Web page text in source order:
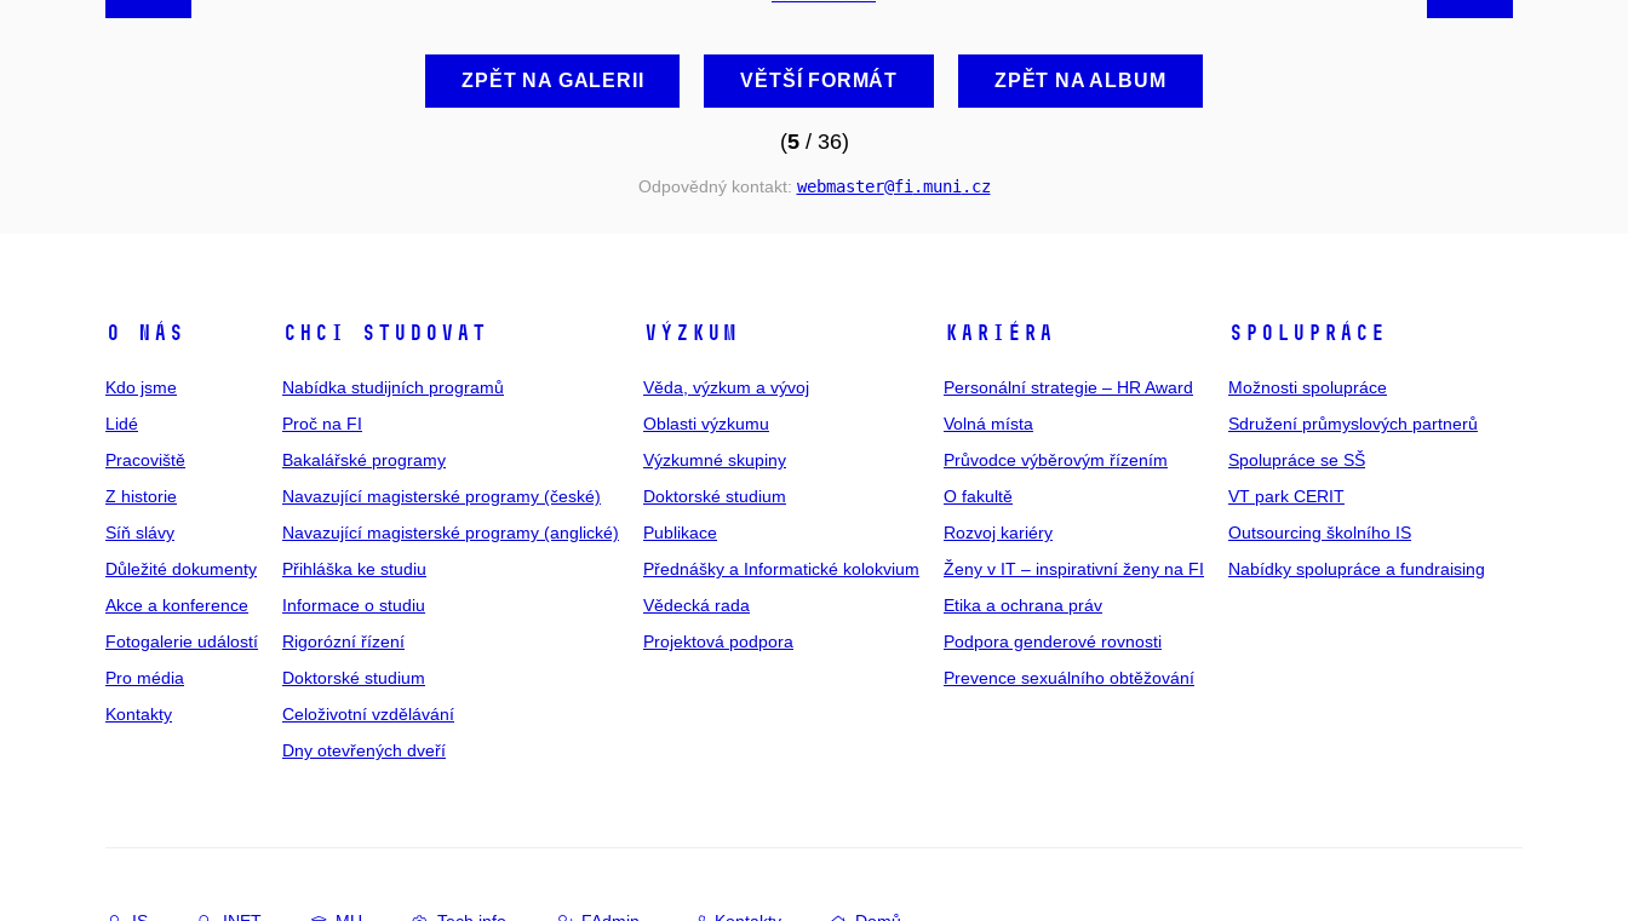
ZPĚT NA GALERII VĚTŠÍ FORMÁT ZPĚT NA ALBUM
(5/ 36)
Odpovědný kontakt: webmaster@fi .muni .cz
O NÁS
Kdo jsme
Lidé
Pracoviště
Z historie
Síň slávy
Důležité dokumenty
Akce a konference
Fotogalerie událostí
Pro média
Kontakty
CHCI STUDOVAT
Nabídka studijních programů
Proč na FI
Bakalářské programy
Navazující magisterské programy (české)
Navazující magisterské programy (anglické)
Přihláška ke studiu
Informace o studiu
Rigorózní řízení
Doktorské studium
Celoživotní vzdělávání
Dny otevřených dveří
VÝZKUM
Věda, výzkum a vývoj
Oblasti výzkumu
Výzkumné skupiny
Doktorské studium
Publikace
Přednášky a Informatické kolokvium
Vědecká rada
Projektová podpora
KARIÉRA
Personální strategie – HR Award
Volná místa
Průvodce výběrovým řízením
O fakultě
Rozvoj kariéry
Ženy v IT – inspirativní ženy na FI
Etika a ochrana práv
Podpora genderové rovnosti
Prevence sexuálního obtěžování
SPOLUPRÁCE
Možnosti spolupráce
Sdružení průmyslových partnerů
Spolupráce se SŠ
VT park CERIT
Outsourcing školního IS
Nabídky spolupráce a fundraising